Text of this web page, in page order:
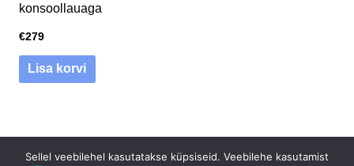
konsoollauaga
€279
Lisa korvi
Sellel veebilehel kasutatakse küpsiseid. Veebilehe kasutamist